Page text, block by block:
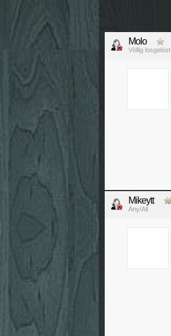
Molo
Völlig losgelöst
Mikeytt
Any/All